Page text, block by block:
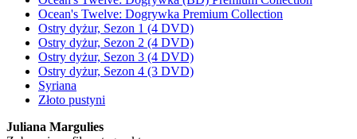
Ocean's Twelve: Dogrywka Premium Collection
Ostry dyżur, Sezon 1 (4 DVD)
Ostry dyżur, Sezon 2 (4 DVD)
Ostry dyżur, Sezon 3 (4 DVD)
Ostry dyżur, Sezon 4 (3 DVD)
Syriana
Złoto pustyni
Juliana Margulies